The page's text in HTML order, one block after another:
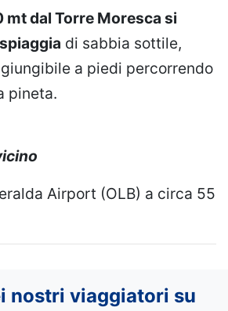
dal Torre Moresca si
di sabbia sottile,
a piedi percorrendo
pineta.
Airport (OLB) a circa 55
nostri viaggiatori su